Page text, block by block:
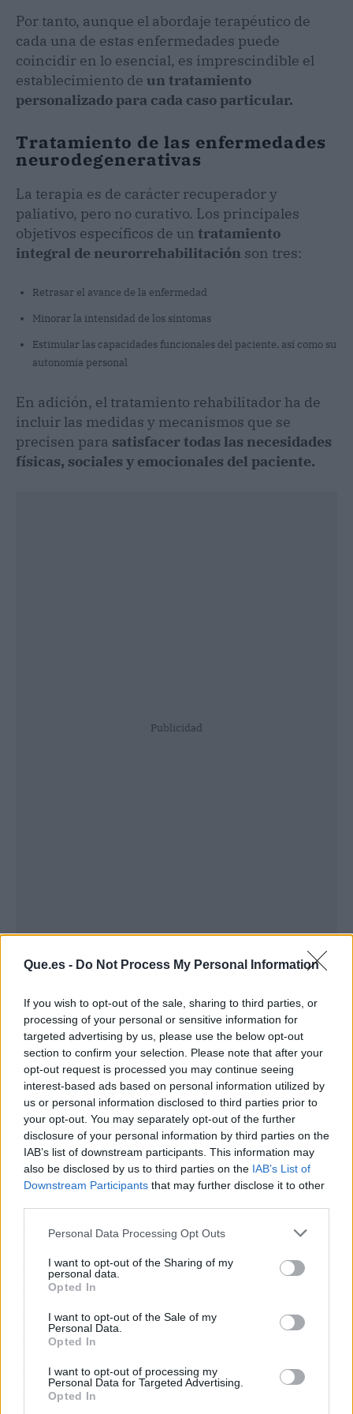
Que.es - Do Not Process My Personal Information
If you wish to opt-out of the sale, sharing to third parties, or
processing of your personal or sensitive information for
targeted advertising by us, please use the below opt-out
section to confirm your selection. Please note that after your
opt-out request is processed you may continue seeing
interest-based ads based on personal information utilized by
us or personal information disclosed to third parties prior to
your opt-out. You may separately opt-out of the further
disclosure of your personal information by third parties on the
IAB’s list of downstream participants. This information may
also be disclosed by us to third parties on the IAB’s List of
Downstream Participants that may further disclose it to other
Personal Data Processing Opt Outs
I want to opt-out of the Sharing of my
personal data.
Opted In
I want to opt-out of the Sale of my
Personal Data.
Opted In
I want to opt-out of processing my
Personal Data for Targeted Advertising.
Opted In
Por tanto, aunque el abordaje terapéutico de
cada una de estas enfermedades puede
coincidir en lo esencial, es imprescindible el
establecimiento de un tratamiento
personalizado para cada caso particular.
Tratamiento de las enfermedades
neurodegenerativas
La terapia es de carácter recuperador y
paliativo, pero no curativo. Los principales
objetivos específicos de un tratamiento
integral de neurorrehabilitación son tres:
Retrasar el avance de la enfermedad
Minorar la intensidad de los síntomas
Estimular las capacidades funcionales del paciente, así como su
autonomía personal
En adición, el tratamiento rehabilitador ha de
incluir las medidas y mecanismos que se
precisen para satisfacer todas las necesidades
físicas, sociales y emocionales del paciente.
Publicidad
Lescer: el centro de referencia en
tratamientos integrales de
neurorrehabilitación
En este sentido, elCentro Lescer, ubicado en
Madrid, es toda una referencia nacional en lo
que se refiere a la rehabilitación de pacientes
que sufren enfermedades neurodegenerativas.
Sustratamientos de neurorrehabilitación
integralson desarrollados en sinergia por un
equipo de casi 50 profesionales, entre los que
se incluyen:
Neurólogos y otros médicos especialistas
Neuropsicólogos
Logopedas
Fisioterapeutas
Enfermeros
Trabajadores sociales